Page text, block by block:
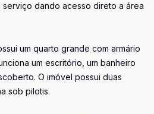
dando acesso direto a área
um quarto grande com armário
um escritório, um banheiro
O imóvel possui duas
sob pilotis.